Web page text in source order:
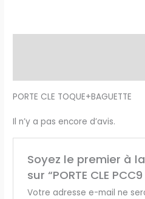
PORTE CLE TOQUE+BAGUETTE
Il n’y a pas encore d’avis.
Soyez le premier à
sur “PORTE CLE PCC9
Votre adresse e-mail ne